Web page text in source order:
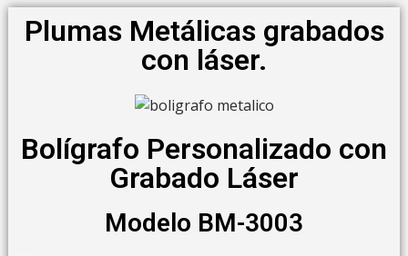
Plumas Metálicas grabados
con láser.
Bolígrafo Personalizado con
Grabado Láser
Modelo BM-3003